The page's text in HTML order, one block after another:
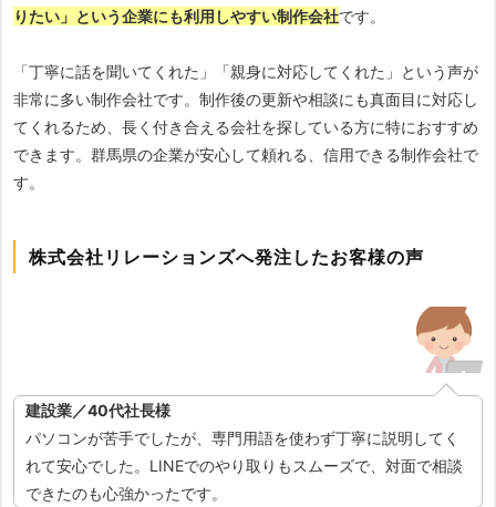
りたい」という企業にも利用しやすい制作会社です。
「丁寧に話を聞いてくれた」「親身に対応してくれた」という声が
非常に多い制作会社です。制作後の更新や相談にも真面目に対応し
てくれるため、長く付き合える会社を探している方に特におすすめ
できます。群馬県の企業が安心して頼れる、信用できる制作会社で
す。
株式会社リレーションズへ発注したお客様の声
建設業／40代社長様
パソコンが苦手でしたが、専門用語を使わず丁寧に説明してく
れて安心でした。LINEでのやり取りもスムーズで、対面で相談
できたのも心強かったです。​​